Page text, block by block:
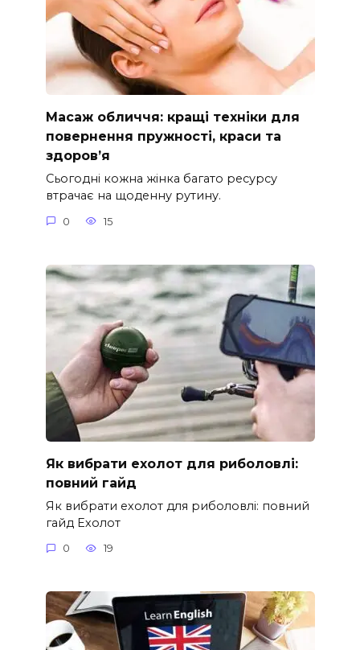
Масаж обличчя: кращі техніки для
повернення пружності, краси та
здоров’я
Сьогодні кожна жінка багато ресурсу
втрачає на щоденну рутину.
0 15
Як вибрати ехолот для риболовлі:
повний гайд
Як вибрати ехолот для риболовлі: повний
гайд Ехолот
0 19